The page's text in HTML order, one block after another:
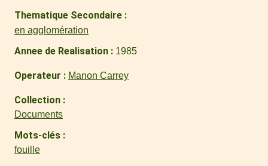
Thematique Secondaire
en agglomération
Annee de Realisation 1985
Operateur Manon Carrey
Collection
Documents
Mots-clés
fouille